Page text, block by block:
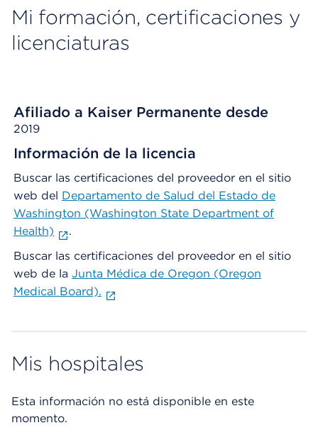
Mi formación, certificaciones y
licenciaturas
Afiliado a Kaiser Permanente desde
2019
Información de la licencia
Buscar las certificaciones del proveedor en el sitio
web del Departamento de Salud del Estado de
Washington (Washington State Department of
Health)
.
Buscar las certificaciones del proveedor en el sitio
web de la Junta Médica de Oregon (Oregon
Medical Board).
Mis hospitales
Esta información no está disponible en este
momento.